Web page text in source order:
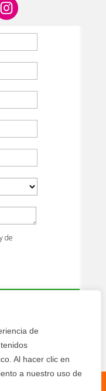
de
Al hacer clic en
a nuestro uso de